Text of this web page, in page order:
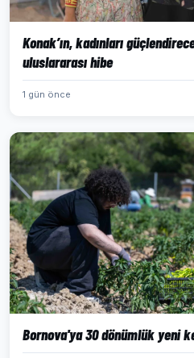
Konak’ın, kadınları
uluslararası hibe
1 gün önce
Bornova'ya 30 dönümlük yeni